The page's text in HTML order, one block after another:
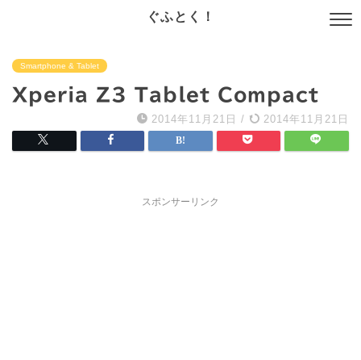
ぐふとく！
Smartphone & Tablet
Xperia Z3 Tablet Compact
2014年11月21日 / 2014年11月21日
スポンサーリンク